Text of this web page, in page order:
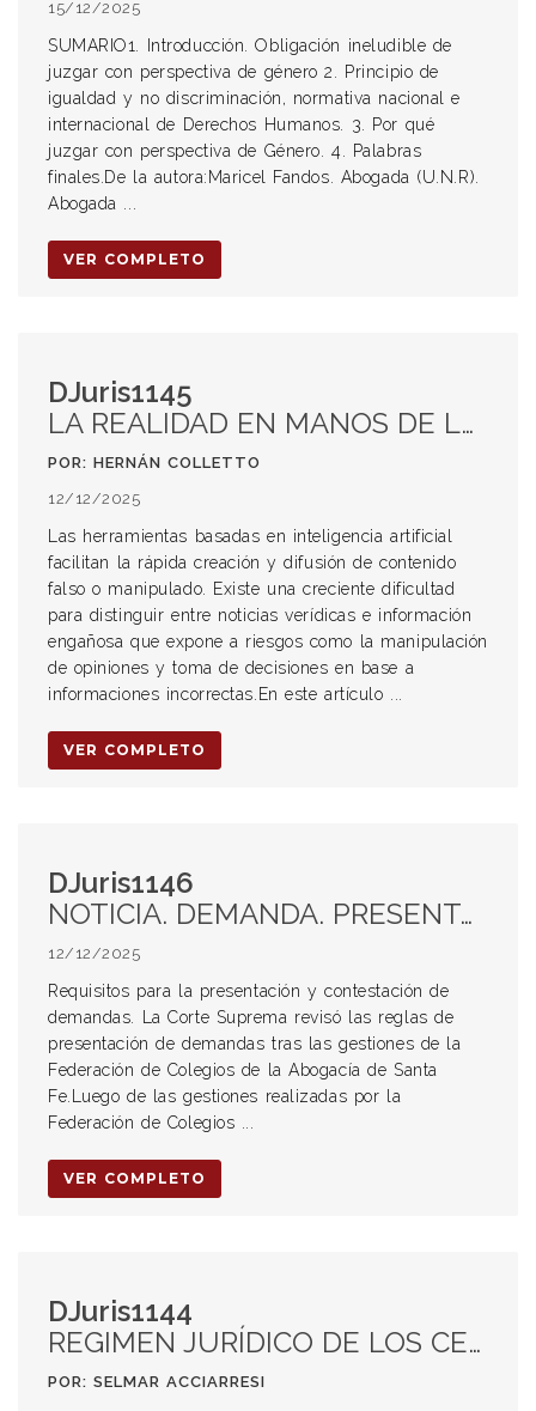
15/12/2025
SUMARIO1. Introducción. Obligación ineludible de
juzgar con perspectiva de género 2. Principio de
igualdad y no discriminación, normativa nacional e
internacional de Derechos Humanos. 3. Por qué
juzgar con perspectiva de Género. 4. Palabras
finales.De la autora:Maricel Fandos. Abogada (U.N.R).
Abogada ...
VER COMPLETO
DJuris1145
LA REALIDAD EN MANOS DE LA IA Y EL DESAFÍO DE LEGISLAR
POR: HERNÁN COLLETTO
12/12/2025
Las herramientas basadas en inteligencia artificial
facilitan la rápida creación y difusión de contenido
falso o manipulado. Existe una creciente dificultad
para distinguir entre noticias verídicas e información
engañosa que expone a riesgos como la manipulación
de opiniones y toma de decisiones en base a
informaciones incorrectas.En este artículo ...
VER COMPLETO
DJuris1146
NOTICIA. DEMANDA. PRESENTACIÓN Y CONTESTACIÓN. Requisitos
12/12/2025
Requisitos para la presentación y contestación de
demandas. La Corte Suprema revisó las reglas de
presentación de demandas tras las gestiones de la
Federación de Colegios de la Abogacía de Santa
Fe.Luego de las gestiones realizadas por la
Federación de Colegios ...
VER COMPLETO
DJuris1144
REGIMEN JURÍDICO DE LOS CEMENTERIOS PRIVADOS
POR: SELMAR ACCIARRESI